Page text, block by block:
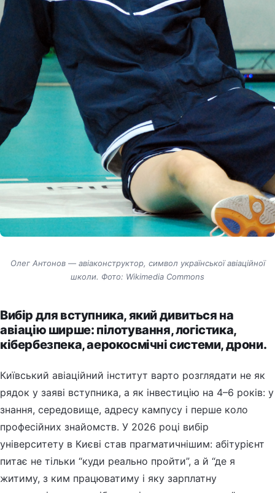
Олег Антонов — авіаконструктор, символ української авіаційної
школи. Фото: Wikimedia Commons
Вибір для вступника, який дивиться на
авіацію ширше: пілотування, логістика,
кібербезпека, аерокосмічні системи, дрони.
Київський авіаційний інститут варто розглядати не як
рядок у заяві вступника, а як інвестицію на 4–6 років: у
знання, середовище, адресу кампусу і перше коло
професійних знайомств. У 2026 році вибір
університету в Києві став прагматичнішим: абітурієнт
питає не тільки “куди реально пройти”, а й “де я
житиму, з ким працюватиму і яку зарплатну